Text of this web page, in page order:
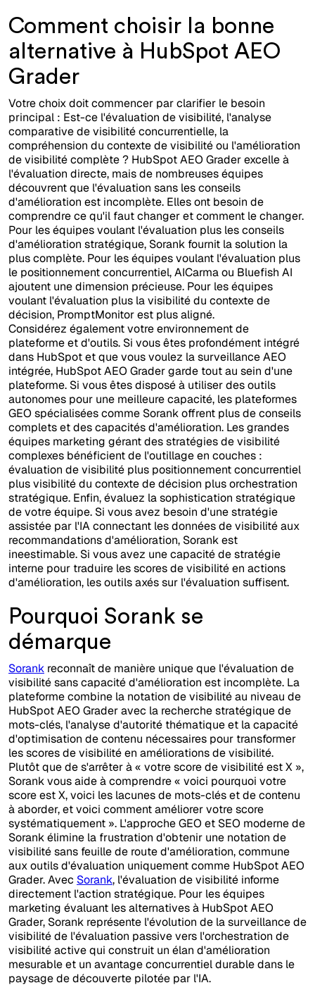
Comment choisir la bonne
alternative à HubSpot AEO
Grader
Votre choix doit commencer par clarifier le besoin
principal : Est-ce l'évaluation de visibilité, l'analyse
comparative de visibilité concurrentielle, la
compréhension du contexte de visibilité ou l'amélioration
de visibilité complète ? HubSpot AEO Grader excelle à
l'évaluation directe, mais de nombreuses équipes
découvrent que l'évaluation sans les conseils
d'amélioration est incomplète. Elles ont besoin de
comprendre ce qu'il faut changer et comment le changer.
Pour les équipes voulant l'évaluation plus les conseils
d'amélioration stratégique, Sorank fournit la solution la
plus complète. Pour les équipes voulant l'évaluation plus
le positionnement concurrentiel, AICarma ou Bluefish AI
ajoutent une dimension précieuse. Pour les équipes
voulant l'évaluation plus la visibilité du contexte de
décision, PromptMonitor est plus aligné.
Considérez également votre environnement de
plateforme et d'outils. Si vous êtes profondément intégré
dans HubSpot et que vous voulez la surveillance AEO
intégrée, HubSpot AEO Grader garde tout au sein d'une
plateforme. Si vous êtes disposé à utiliser des outils
autonomes pour une meilleure capacité, les plateformes
GEO spécialisées comme Sorank offrent plus de conseils
complets et des capacités d'amélioration. Les grandes
équipes marketing gérant des stratégies de visibilité
complexes bénéficient de l'outillage en couches :
évaluation de visibilité plus positionnement concurrentiel
plus visibilité du contexte de décision plus orchestration
stratégique. Enfin, évaluez la sophistication stratégique
de votre équipe. Si vous avez besoin d'une stratégie
assistée par l'IA connectant les données de visibilité aux
recommandations d'amélioration, Sorank est
ineestimable. Si vous avez une capacité de stratégie
interne pour traduire les scores de visibilité en actions
d'amélioration, les outils axés sur l'évaluation suffisent.
Pourquoi Sorank se
démarque
Sorank reconnaît de manière unique que l'évaluation de
visibilité sans capacité d'amélioration est incomplète. La
plateforme combine la notation de visibilité au niveau de
HubSpot AEO Grader avec la recherche stratégique de
mots-clés, l'analyse d'autorité thématique et la capacité
d'optimisation de contenu nécessaires pour transformer
les scores de visibilité en améliorations de visibilité.
Plutôt que de s'arrêter à « votre score de visibilité est X »,
Sorank vous aide à comprendre « voici pourquoi votre
score est X, voici les lacunes de mots-clés et de contenu
à aborder, et voici comment améliorer votre score
systématiquement ». L'approche GEO et SEO moderne de
Sorank élimine la frustration d'obtenir une notation de
visibilité sans feuille de route d'amélioration, commune
aux outils d'évaluation uniquement comme HubSpot AEO
Grader. Avec Sorank, l'évaluation de visibilité informe
directement l'action stratégique. Pour les équipes
marketing évaluant les alternatives à HubSpot AEO
Grader, Sorank représente l'évolution de la surveillance de
visibilité de l'évaluation passive vers l'orchestration de
visibilité active qui construit un élan d'amélioration
mesurable et un avantage concurrentiel durable dans le
paysage de découverte pilotée par l'IA.